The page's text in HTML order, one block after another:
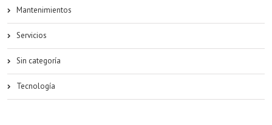
Mantenimientos
Servicios
Sin categoría
Tecnología